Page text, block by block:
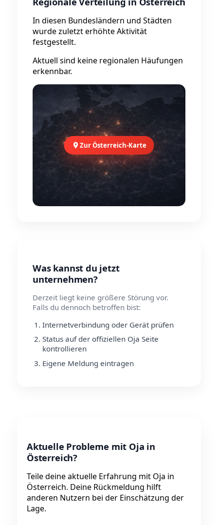
In diesen Bundesländern und Städten
wurde zuletzt erhöhte Aktivität
festgestellt.
Aktuell sind keine regionalen Häufungen
erkennbar.
Zur Österreich-Karte
Was kannst du jetzt
unternehmen?
Derzeit liegt keine größere Störung vor.
Falls du dennoch betroffen bist:
Internetverbindung oder Gerät prüfen
Status auf der offiziellen Oja Seite
kontrollieren
Eigene Meldung eintragen
Aktuelle Probleme mit Oja in
Österreich?
Teile deine aktuelle Erfahrung mit Oja in
Österreich. Deine Rückmeldung hilft
anderen Nutzern bei der Einschätzung der
Lage.